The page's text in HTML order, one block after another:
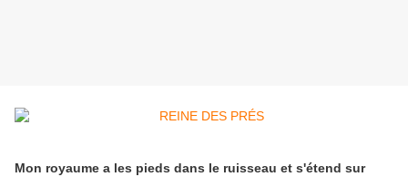
Mon royaume a les pieds dans le ruisseau et s'étend sur